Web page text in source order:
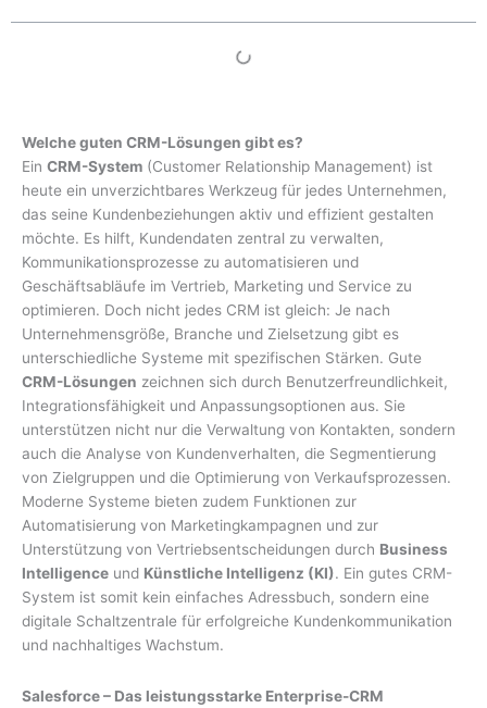
Welche guten CRM-Lösungen gibt es?
Ein CRM-System (Customer Relationship Management) ist
heute ein unverzichtbares Werkzeug für jedes Unternehmen,
das seine Kundenbeziehungen aktiv und effizient gestalten
möchte. Es hilft, Kundendaten zentral zu verwalten,
Kommunikationsprozesse zu automatisieren und
Geschäftsabläufe im Vertrieb, Marketing und Service zu
optimieren. Doch nicht jedes CRM ist gleich: Je nach
Unternehmensgröße, Branche und Zielsetzung gibt es
unterschiedliche Systeme mit spezifischen Stärken. Gute
CRM-Lösungen zeichnen sich durch Benutzerfreundlichkeit,
Integrationsfähigkeit und Anpassungsoptionen aus. Sie
unterstützen nicht nur die Verwaltung von Kontakten, sondern
auch die Analyse von Kundenverhalten, die Segmentierung
von Zielgruppen und die Optimierung von Verkaufsprozessen.
Moderne Systeme bieten zudem Funktionen zur
Automatisierung von Marketingkampagnen und zur
Unterstützung von Vertriebsentscheidungen durch Business
Intelligence und Künstliche Intelligenz (KI). Ein gutes CRM-
System ist somit kein einfaches Adressbuch, sondern eine
digitale Schaltzentrale für erfolgreiche Kundenkommunikation
und nachhaltiges Wachstum.
Salesforce – Das leistungsstarke Enterprise-CRM